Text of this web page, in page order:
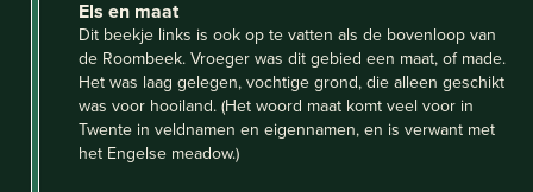
Els en maat
Dit beekje links is ook op te vatten als de bovenloop van
de Roombeek. Vroeger was dit gebied een maat, of made.
Het was laag gelegen, vochtige grond, die alleen geschikt
was voor hooiland. (Het woord maat komt veel voor in
Twente in veldnamen en eigennamen, en is verwant met
het Engelse meadow.)